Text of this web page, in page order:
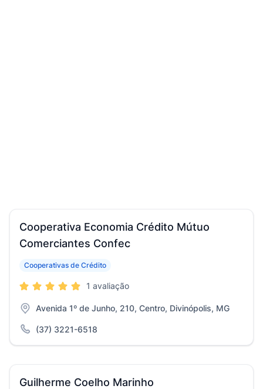
Cooperativa Economia Crédito Mútuo
Comerciantes Confec
Cooperativas de Crédito
1 avaliação
Avenida 1º de Junho, 210, Centro, Divinópolis, MG
(37) 3221-6518
Guilherme Coelho Marinho